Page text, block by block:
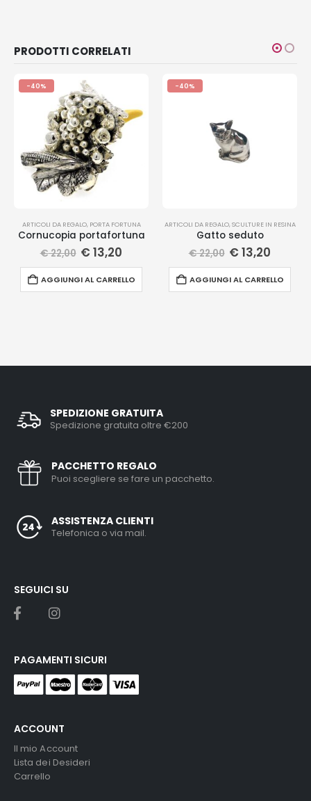
PRODOTTI CORRELATI
-40%
ARTICOLI DA REGALO, PORTA FORTUNA
Cornucopia portafortuna
€22,00 € 13,20
AGGIUNGI AL CARRELLO
-40%
ARTICOLI DA REGALO,SCULTURE IN RESINA
Gatto seduto
€22,00 € 13,20
AGGIUNGI AL CARRELLO
SPEDIZIONE GRATUITA
Spedizione gratuita oltre €200
PACCHETTO REGALO
Puoi scegliere se fare un pacchetto.
ASSISTENZA CLIENTI
Telefonica o via mail.
ACCOUNT
Il mio Account
Lista dei Desideri
Carrello
SEGUICI SU
PAGAMENTI SICURI